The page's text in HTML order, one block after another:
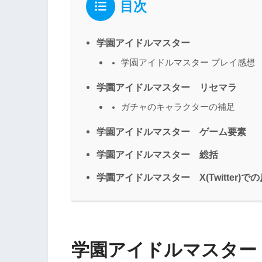
目次
学園アイドルマスター
学園アイドルマスター プレイ感想
学園アイドルマスター リセマラ
ガチャのキャラクターの補足
学園アイドルマスター ゲーム要素
学園アイドルマスター 総括
学園アイドルマスター X(Twitter)での
学園アイドルマスター